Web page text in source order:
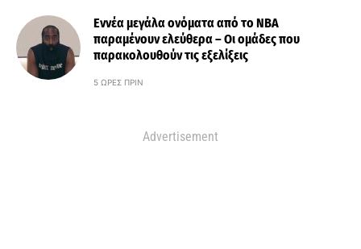
Εννέα μεγάλα ονόματα από το ΝΒΑ
παραμένουν ελεύθερα – Οι ομάδες που
παρακολουθούν τις εξελίξεις
5 ΏΡΕΣ ΠΡΙΝ
Advertisement